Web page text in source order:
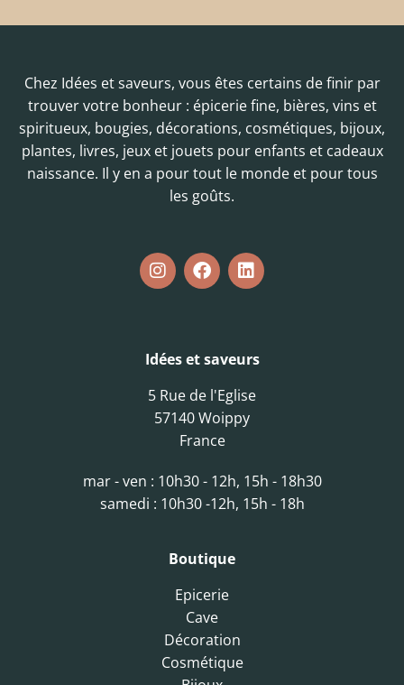
Chez Idées et saveurs, vous êtes certains de finir par
trouver votre bonheur : épicerie fine, bières, vins et
spiritueux, bougies, décorations, cosmétiques, bijoux,
plantes, livres, jeux et jouets pour enfants et cadeaux
naissance. Il y en a pour tout le monde et pour tous
les goûts.
Idées et saveurs
5 Rue de l'Eglise
57140 Woippy
France
mar - ven : 10h30 - 12h, 15h - 18h30
samedi : 10h30 -12h, 15h - 18h
Boutique
Epicerie
Cave
Décoration
Cosmétique